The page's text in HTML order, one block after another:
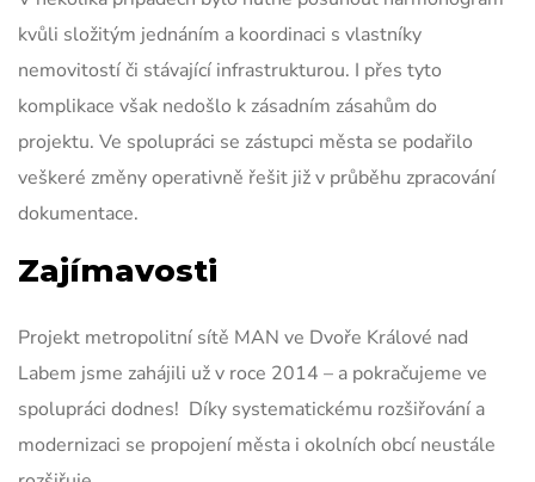
kvůli složitým jednáním a koordinaci s vlastníky
nemovitostí či stávající infrastrukturou. I přes tyto
komplikace však nedošlo k zásadním zásahům do
projektu. Ve spolupráci se zástupci města se podařilo
veškeré změny operativně řešit již v průběhu zpracování
dokumentace.
Zajímavosti
Projekt metropolitní sítě MAN ve Dvoře Králové nad
Labem jsme zahájili už v roce 2014 – a pokračujeme ve
spolupráci dodnes! Díky systematickému rozšiřování a
modernizaci se propojení města i okolních obcí neustále